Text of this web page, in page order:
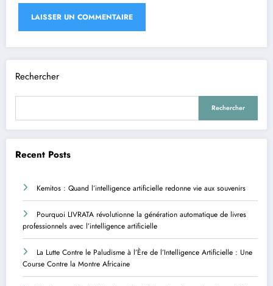
Rechercher
Rechercher
Recent Posts
Kemitos : Quand l’intelligence artificielle redonne vie aux souvenirs
Pourquoi LIVRATA révolutionne la génération automatique de livres
professionnels avec l’intelligence artificielle
La Lutte Contre le Paludisme à l’Ère de l’Intelligence Artificielle : Une
Course Contre la Montre Africaine